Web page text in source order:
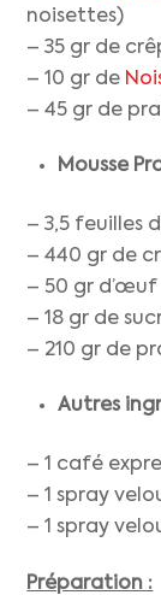
noisettes)
– 35 gr de
– 10 gr de
– 45 gr de
Mousse
– 3,5 feuilles
– 440 gr de
– 50 gr d’œuf
– 18 gr de
– 210 gr de
Autres
– 1 café
– 1 spray
– 1 spray
Préparation :